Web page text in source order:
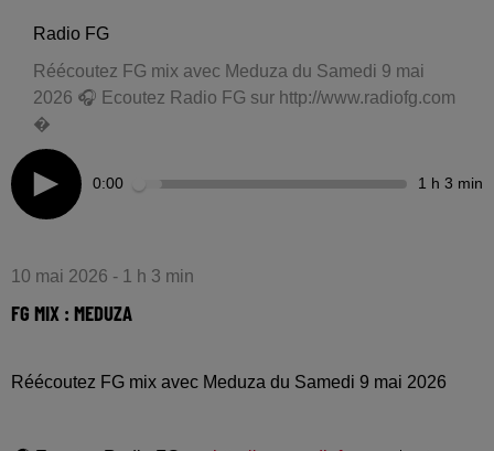
Radio FG
Réécoutez FG mix avec Meduza du Samedi 9 mai
2026 🎧 Ecoutez Radio FG sur http://www.radiofg.com
�
0:00 1 h 3 min
10 mai 2026 - 1 h 3 min
FG MIX : MEDUZA
Réécoutez FG mix avec Meduza du Samedi 9 mai 2026